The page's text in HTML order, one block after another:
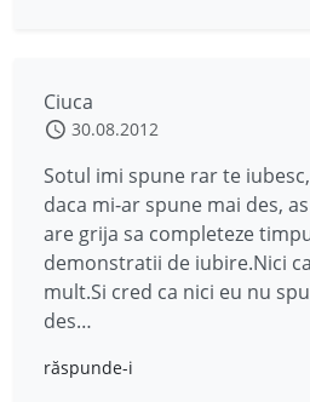
Ciuca
30.08.2012
Sotul imi spune rar te
daca mi-ar spune mai des,
are grija sa completeze
demonstratii de iubire.Nici
mult.Si cred ca nici eu nu
des…
răspunde-i